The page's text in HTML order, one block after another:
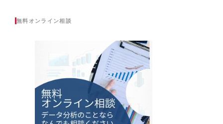
無料オンライン相談